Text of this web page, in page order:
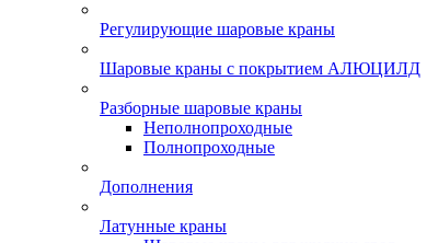
Регулирующие шаровые краны
Шаровые краны с покрытием АЛЮЦИЛД
Разборные шаровые краны
Неполнопроходные
Полнопроходные
Дополнения
Латунные краны